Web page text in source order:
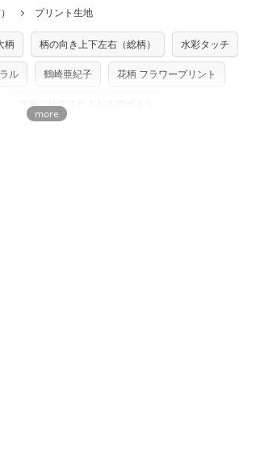
ずつカット希望」などご記載ください（50cm
上がり次第、順次発送いたします。
くは こちら
起こる全ての問題、クレームにつきましては当
を負いませんのでご了承ください）
リーズ）および柄がえらべるキットに付属された
ください。型紙自体の転用・販売および型紙を
プリント生地
柄 柄の向き上下左右（総柄） 水彩タッチ
ル 鶴崎亜紀子 花柄 フラワープリント
洋服に仕立てたくなるデザイン